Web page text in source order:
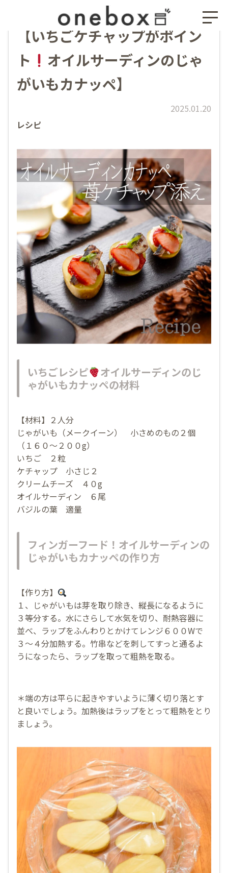
【いちごケチャップがポイン
ト
オイルサーディンのじゃ
がいもカナッペ】
レシピ
2025.01.20
いちごレシピ
オイルサーディンのじ
ゃがいもカナッペの材料
【材料】２人分
じゃがいも（メークイーン） 小さめのもの２個
（１６０〜２００g）
いちご ２粒
ケチャップ 小さじ２
クリームチーズ ４０g
オイルサーディン ６尾
バジルの葉 適量
フィンガーフード！オイルサーディンの
じゃがいもカナッペの作り方
【作り方】
１、じゃがいもは芽を取り除き、縦長になるように
３等分する。水にさらして水気を切り、耐熱容器に
並べ、ラップをふんわりとかけてレンジ６００Wで
３〜４分加熱する。竹串などを刺してすっと通るよ
うになったら、ラップを取って粗熱を取る。
＊端の方は平らに起きやすいように薄く切り落とす
と良いでしょう。加熱後はラップをとって粗熱をとり
ましょう。